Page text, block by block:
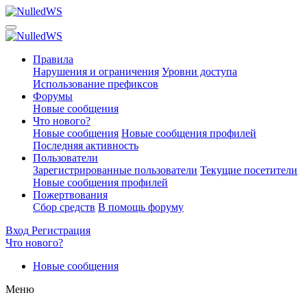
Правила
Нарушения и ограничения Уровни доступа
Использование префиксов
Форумы
Новые сообщения
Что нового?
Новые сообщения Новые сообщения профилей
Последняя активность
Пользователи
Зарегистрированные пользователи Текущие посетители
Новые сообщения профилей
Пожертвования
Сбор средств В помощь форуму
Вход Регистрация
Что нового?
Новые сообщения
Меню